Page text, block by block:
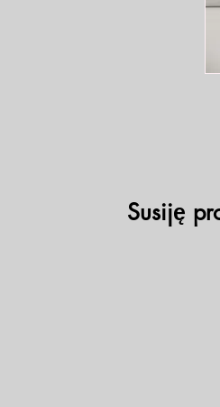
Susiję